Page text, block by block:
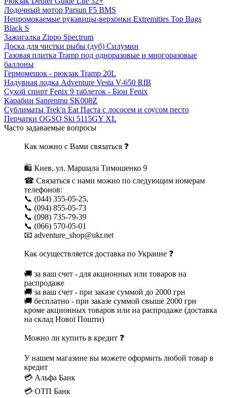
Лодочный мотор Parsun F5 BMS
Непромокаемые рукавицы-верхонки Extremities Top Bags
Black S
Зажигалка Zippo Spectrum
Доска для чистки рыбы (дуб) Силумин
Газовая плитка Tramp под одноразовые и многоразовые
баллоны
Гермомешок - рюкзак Tramp 20L
Надувная лодка Adventure Vesta V-650 RIB
Сухой спирт Fenix 9 таблеток - Біон Fenix
Карабин Sanrenmu SK008Z
Сублиматы Trek'n Eat Паста с лососем и соусом песто
Перчатки OGSO Ski 5115GY XL
Часто задаваемые вопросы
Как можно с Вами связаться ❓
🛍 Киев, ул. Маршала Тимошенко 9
☎ Связаться с нами можно по следующим номерам
телефонов:
📞 (044) 355-05-25,
📞 (094) 855-05-73
📞 (098) 735-79-39
📞 (066) 570-05-01
📧 adventure_shop@ukr.net
Как осуществляется доставка по Украине ❓
🚚 за ваш счет - для акционных или товаров на
распродаже
🚚 за ваш счет - при заказе суммой до 2000 грн
🚚 бесплатно - при заказе суммой свыше 2000 грн
кроме акционных товаров или на распродаже (доставка
на склад Нової Пошти)
Можно ли купить в кредит ❓
У нашем магазине вы можете оформить любой товар в
кредит
💳 Альфа Банк
💳 ОТП Банк